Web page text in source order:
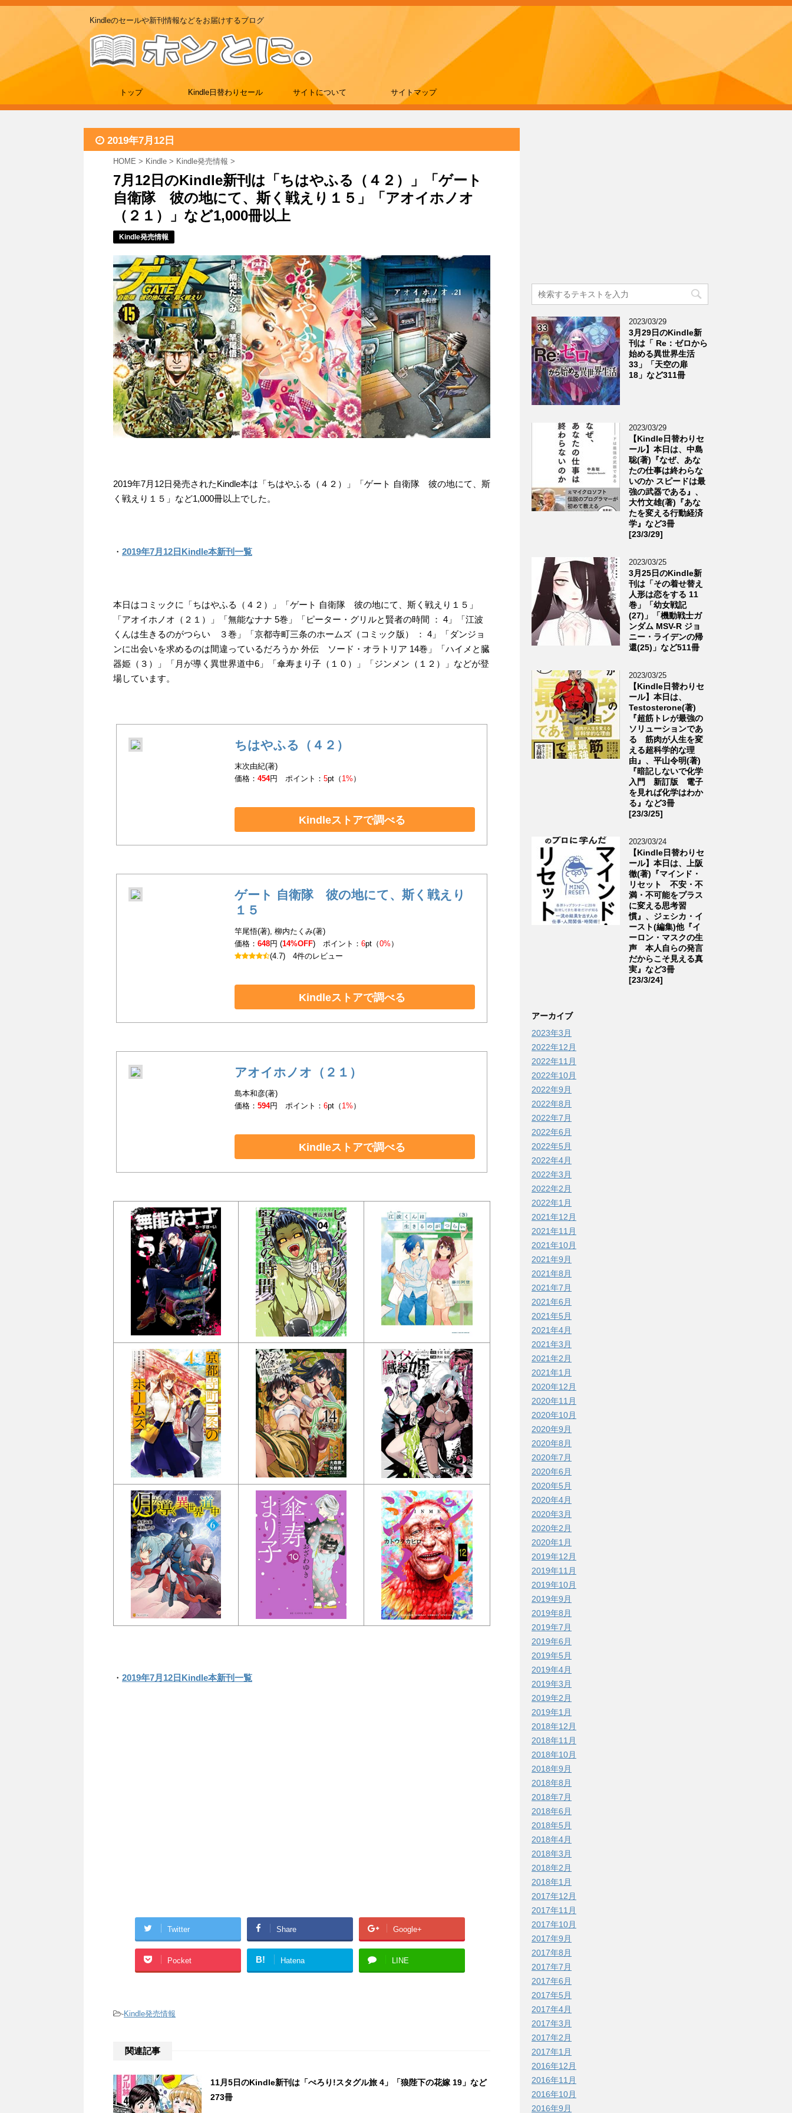
Kindleのセールや新刊情報などをお届けするブログ
トップ Kindle日替わりセール サイトについて サイトマップ
2019年7月12日
HOME > Kindle > Kindle発売情報 >
7月12日のKindle新刊は「ちはやふる（４２）」「ゲート
自衛隊 彼の地にて、斯く戦えり１５」「アオイホノオ
（２１）」など1,000冊以上
Kindle発売情報
2019年7月12日発売されたKindle本は「ちはやふる（４２）」「ゲート 自衛隊 彼の地にて、斯
く戦えり１５」など1,000冊以上でした。
・ 2019年7月12日Kindle本新刊一覧
本日はコミックに「ちはやふる（４２）」「ゲート 自衛隊 彼の地にて、斯く戦えり１５」
「アオイホノオ（２１）」「無能なナナ 5巻」「ピーター・グリルと賢者の時間 ： 4」「江波
くんは生きるのがつらい ３巻」「京都寺町三条のホームズ（コミック版） ： 4」「ダンジョ
ンに出会いを求めるのは間違っているだろうか 外伝 ソード・オラトリア 14巻」「ハイメと臓
器姫（３）」「月が導く異世界道中6」「傘寿まり子（１０）」「ジンメン（１２）」などが登
場しています。
ちはやふる（４２）
末次由紀(著)
価格：454円 ポイント：5pt（ 1% ）
Kindleストアで調べる
ゲート 自衛隊 彼の地にて、斯く戦えり
１５
竿尾悟(著), 柳内たくみ(著)
価格：648円 (14%OFF) ポイント：6pt（0% ）
(4.7)4件のレビュー
Kindleストアで調べる
アオイホノオ（２１）
島本和彦(著)
価格：594円 ポイント：6pt（ 1% ）
Kindleストアで調べる
・ 2019年7月12日Kindle本新刊一覧
Twitter Share Google+
Pocket B! Hatena LINE
-Kindle発売情報
関連記事
11月5日のKindle新刊は「ぺろり!スタグル旅 4」「狼陛下の花嫁 19」など
273冊
2023/03/29
3月29日のKindle新
刊は「 Re：ゼロから
始める異世界生活
33」「天空の扉
18」など311冊
2023/03/29
【Kindle日替わりセ
ール】本日は、中島
聡(著)『なぜ、あな
たの仕事は終わらな
いのか スピードは最
強の武器である』、
大竹文雄(著)『あな
たを変える行動経済
学』など3冊
[23/3/29]
2023/03/25
3月25日のKindle新
刊は「その着せ替え
人形は恋をする 11
巻」「幼女戦記
(27)」「機動戦士ガ
ンダム MSV-R ジョ
ニー・ライデンの帰
還(25)」など511冊
2023/03/25
【Kindle日替わりセ
ール】本日は、
Testosterone(著)
『超筋トレが最強の
ソリューションであ
る 筋肉が人生を変
える超科学的な理
由』、平山令明(著)
『暗記しないで化学
入門 新訂版 電子
を見れば化学はわか
る』など3冊
[23/3/25]
2023/03/24
【Kindle日替わりセ
ール】本日は、上阪
徹(著)『マインド・
リセット 不安・不
満・不可能をプラス
に変える思考習
慣』、ジェシカ・イ
ースト(編集)他『イ
ーロン・マスクの生
声 本人自らの発言
だからこそ見える真
実』など3冊
[23/3/24]
アーカイブ
2023年3月
2022年12月
2022年11月
2022年10月
2022年9月
2022年8月
2022年7月
2022年6月
2022年5月
2022年4月
2022年3月
2022年2月
2022年1月
2021年12月
2021年11月
2021年10月
2021年9月
2021年8月
2021年7月
2021年6月
2021年5月
2021年4月
2021年3月
2021年2月
2021年1月
2020年12月
2020年11月
2020年10月
2020年9月
2020年8月
2020年7月
2020年6月
2020年5月
2020年4月
2020年3月
2020年2月
2020年1月
2019年12月
2019年11月
2019年10月
2019年9月
2019年8月
2019年7月
2019年6月
2019年5月
2019年4月
2019年3月
2019年2月
2019年1月
2018年12月
2018年11月
2018年10月
2018年9月
2018年8月
2018年7月
2018年6月
2018年5月
2018年4月
2018年3月
2018年2月
2018年1月
2017年12月
2017年11月
2017年10月
2017年9月
2017年8月
2017年7月
2017年6月
2017年5月
2017年4月
2017年3月
2017年2月
2017年1月
2016年12月
2016年11月
2016年10月
2016年9月